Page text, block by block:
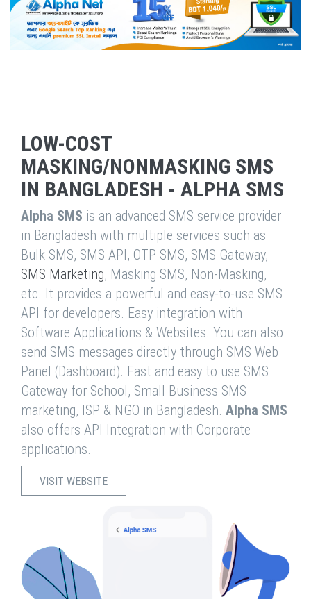
LOW-COST
MASKING/NONMASKING SMS
IN BANGLADESH - ALPHA SMS
Alpha SMS is an advanced SMS service provider
in Bangladesh with multiple services such as
Bulk SMS, SMS API, OTP SMS, SMS Gateway,
SMS Marketing, Masking SMS, Non-Masking,
etc. It provides a powerful and easy-to-use SMS
API for developers. Easy integration with
Software Applications & Websites. You can also
send SMS messages directly through SMS Web
Panel (Dashboard). Fast and easy to use SMS
Gateway for School, Small Business SMS
marketing, ISP & NGO in Bangladesh. Alpha SMS
also offers API Integration with Corporate
applications.
VISIT WEBSITE